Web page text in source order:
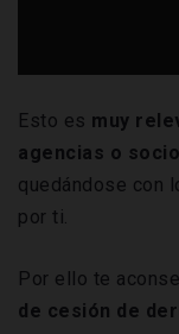
Esto es muy
agencias o
quedándose con
por ti.
Por ello te
de cesión de